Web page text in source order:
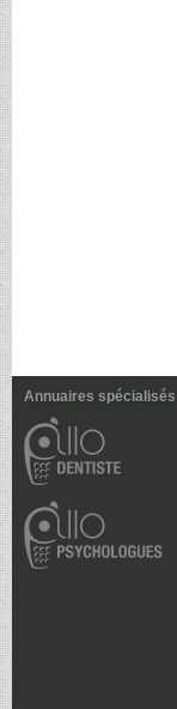
Annuaires spécialisés